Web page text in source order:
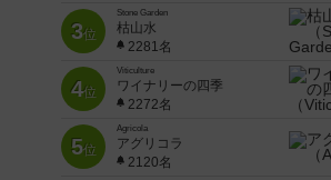
3位
Stone Garden
枯山水
2281名
4位
Viticulture
ワイナリーの四季
2272名
5位
Agricola
アグリコラ
2120名